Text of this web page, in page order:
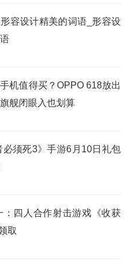
容设计精美的词语_形容设
机值得买？OPPO 618放出
舰闭眼入也划算
必须死3》手游6月10日礼包
：四人合作射击游戏《收获
取